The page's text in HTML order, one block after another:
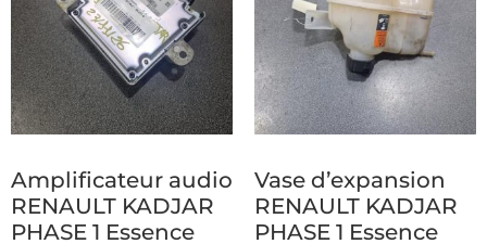
Amplificateur audio
RENAULT KADJAR
PHASE 1 Essence
Vase d’expansion
RENAULT KADJAR
PHASE 1 Essence